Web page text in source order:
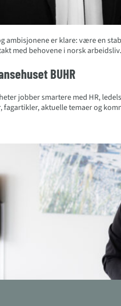
ambisjonene er klare: være en
med behovene i norsk arbeidsliv.
BUHR
jobber smartere med HR,
aktuelle temaer og